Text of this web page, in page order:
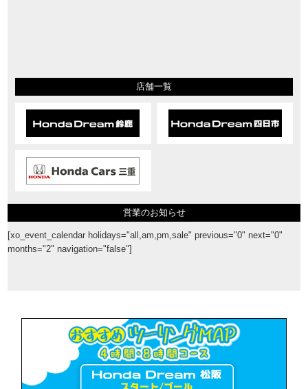
店舗一覧
営業のお知らせ
[xo_event_calendar holidays="all,am,pm,sale" previous="0" next="0"
months="2" navigation="false"]